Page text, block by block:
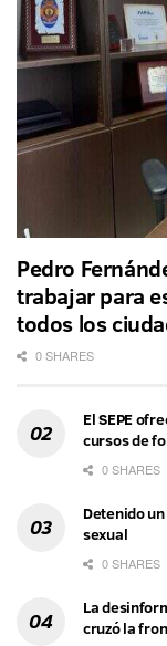
Pedro
trabajar para
todos los
0 SHARES
El SEPE
cursos de
0 SHARES
Detenido
sexual
0 SHARES
La
cruzó la